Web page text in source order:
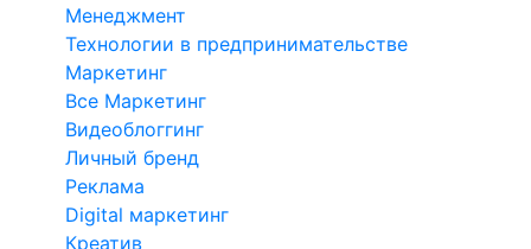
Менеджмент
Технологии в предпринимательстве
Маркетинг
Все Маркетинг
Видеоблоггинг
Личный бренд
Реклама
Digital маркетинг
Креатив